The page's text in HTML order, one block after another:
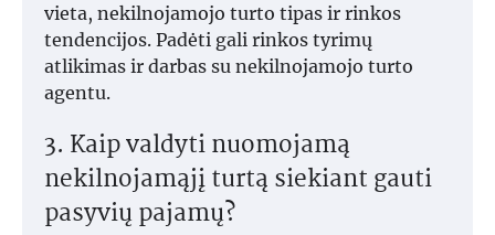
vieta, nekilnojamojo turto tipas ir rinkos
tendencijos. Padėti gali rinkos tyrimų
atlikimas ir darbas su nekilnojamojo turto
agentu.
3. Kaip valdyti nuomojamą
nekilnojamąjį turtą siekiant gauti
pasyvių pajamų?